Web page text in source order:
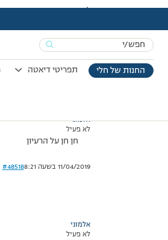
Search
for:החנות של חלי תפריטי דיאטה
פורום>איזה יפה האתר של התודות
מוצגות 2 תגובות – 1 עד 2 (מתוך 2 סה״כ)
09/03/2008 בשעה 23:29
אלמוני
לא פעיל
חן חן על הרעיון
11/04/2019 בשעה 8:21 #48518
אלמוני
לא פעיל